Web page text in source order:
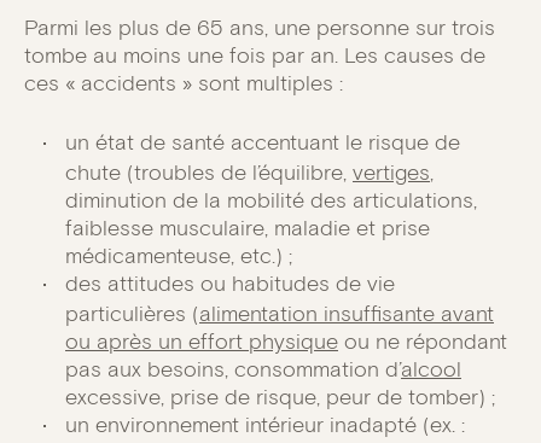
Parmi les plus de 65 ans, une personne sur trois
tombe au moins une fois par an. Les causes de
ces « accidents » sont multiples :
un état de santé accentuant le risque de
chute (troubles de l’équilibre, vertiges,
diminution de la mobilité des articulations,
faiblesse musculaire, maladie et prise
médicamenteuse, etc.) ;
des attitudes ou habitudes de vie
particulières (alimentation insuffisante avant
ou après un effort physique ou ne répondant
pas aux besoins, consommation d’alcool
excessive, prise de risque, peur de tomber) ;
un environnement intérieur inadapté (ex. :